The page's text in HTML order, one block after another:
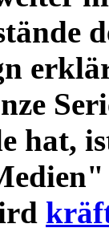
hat,